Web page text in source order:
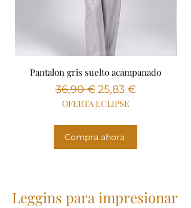
Pantalon gris suelto acampanado
Precio
36,90 € Precio de oferta
25,83 €
OFERTA ECLIPSE
Compra ahora
Leggins para impresionar